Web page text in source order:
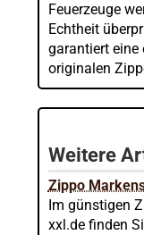
Feuerzeuge
Echtheit
garantiert eine
originalen
Weitere
Zippo
Im günstigen
xxl.de finden